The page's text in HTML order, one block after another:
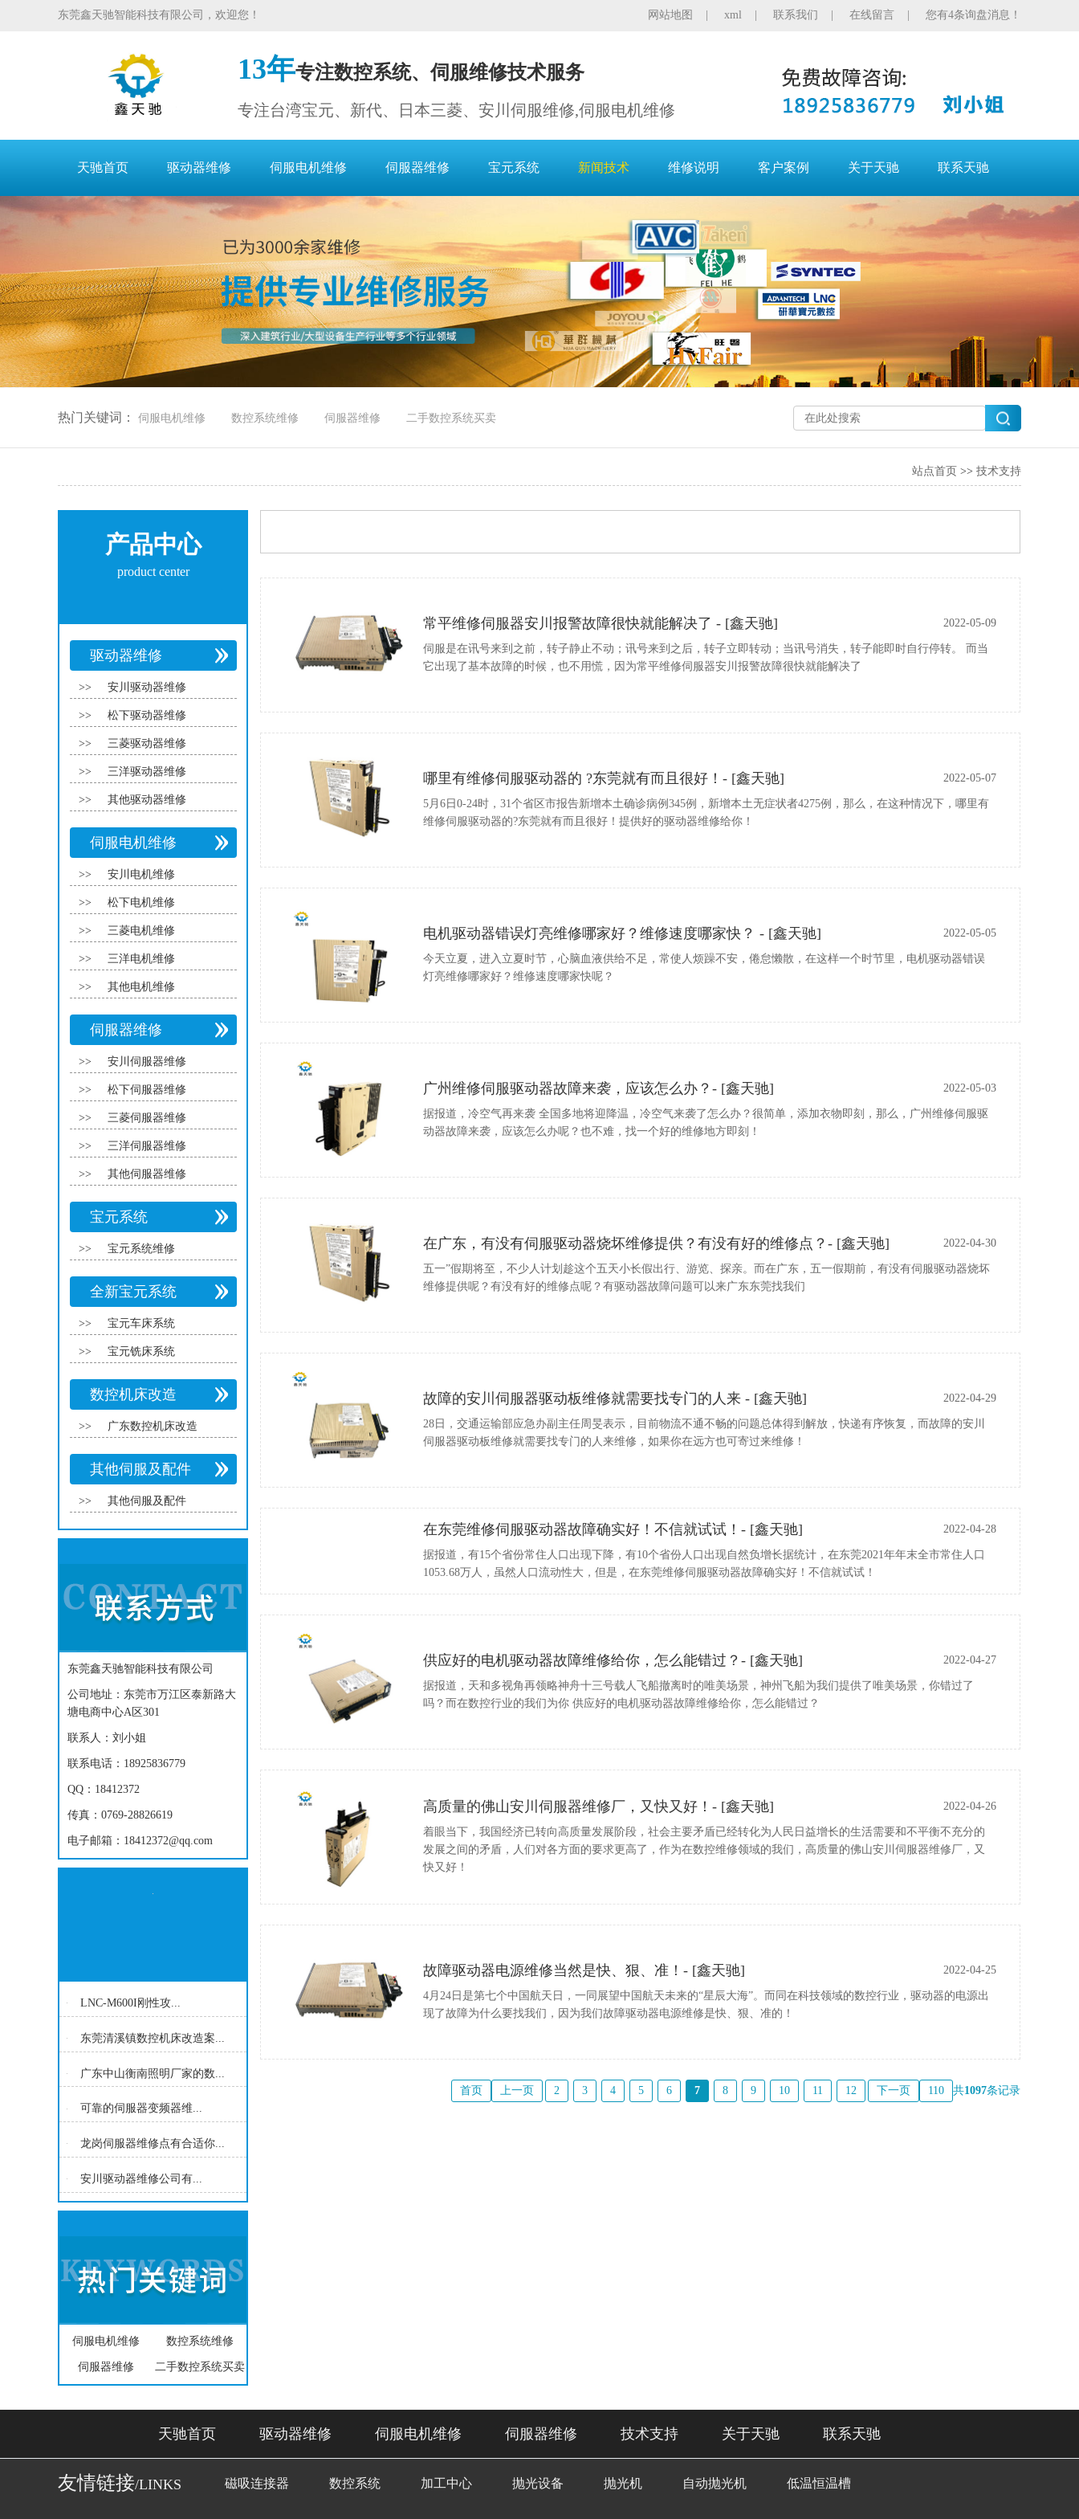
东莞鑫天驰智能科技有限公司，欢迎您！ 网站地图 xml 联系我们 在线留言 您有4条询盘消息！
13年专注数控系统、伺服维修技术服务
专注台湾宝元、新代、日本三菱、安川伺服维修,伺服电机维修
天驰首页 驱动器维修 伺服电机维修 伺服器维修 宝元系统 新闻技术 维修说明 客户案例 关于天驰 联系天驰
热门关键词： 伺服电机维修 数控系统维修 伺服器维修 二手数控系统买卖
站点首页 >> 技术支持
产品中心
product center
驱动器维修
>> 安川驱动器维修
>> 松下驱动器维修
>> 三菱驱动器维修
>> 三洋驱动器维修
>> 其他驱动器维修
伺服电机维修
>> 安川电机维修
>> 松下电机维修
>> 三菱电机维修
>> 三洋电机维修
>> 其他电机维修
伺服器维修
>> 安川伺服器维修
>> 松下伺服器维修
>> 三菱伺服器维修
>> 三洋伺服器维修
>> 其他伺服器维修
宝元系统
>> 宝元系统维修
全新宝元系统
>> 宝元车床系统
>> 宝元铣床系统
数控机床改造
>> 广东数控机床改造
其他伺服及配件
>> 其他伺服及配件
东莞鑫天驰智能科技有限公司
公司地址：东莞市万江区泰新路大
塘电商中心A区301
联系人：刘小姐
联系电话：18925836779
QQ：18412372
传真：0769-28826619
电子邮箱：18412372@qq.com
LNC-M600I刚性攻...
东莞清溪镇数控机床改造案...
广东中山衡南照明厂家的数...
可靠的伺服器变频器维...
龙岗伺服器维修点有合适你...
安川驱动器维修公司有...
伺服电机维修 数控系统维修
伺服器维修 二手数控系统买卖
常平维修伺服器安川报警故障很快就能解决了 - [鑫天驰] 2022-05-09
伺服是在讯号来到之前，转子静止不动；讯号来到之后，转子立即转动；当讯号消失，转子能即时自行停转。 而当
它出现了基本故障的时候，也不用慌，因为常平维修伺服器安川报警故障很快就能解决了
哪里有维修伺服驱动器的 ?东莞就有而且很好！- [鑫天驰] 2022-05-07
5月6日0-24时，31个省区市报告新增本土确诊病例345例，新增本土无症状者4275例，那么，在这种情况下，哪里有
维修伺服驱动器的?东莞就有而且很好！提供好的驱动器维修给你！
电机驱动器错误灯亮维修哪家好？维修速度哪家快？ - [鑫天驰] 2022-05-05
今天立夏，进入立夏时节，心脑血液供给不足，常使人烦躁不安，倦怠懒散，在这样一个时节里，电机驱动器错误
灯亮维修哪家好？维修速度哪家快呢？
广州维修伺服驱动器故障来袭，应该怎么办？- [鑫天驰] 2022-05-03
据报道，冷空气再来袭 全国多地将迎降温，冷空气来袭了怎么办？很简单，添加衣物即刻，那么，广州维修伺服驱
动器故障来袭，应该怎么办呢？也不难，找一个好的维修地方即刻！
在广东，有没有伺服驱动器烧坏维修提供？有没有好的维修点？- [鑫天驰] 2022-04-30
五一”假期将至，不少人计划趁这个五天小长假出行、游览、探亲。而在广东，五一假期前，有没有伺服驱动器烧坏
维修提供呢？有没有好的维修点呢？有驱动器故障问题可以来广东东莞找我们
故障的安川伺服器驱动板维修就需要找专门的人来 - [鑫天驰] 2022-04-29
28日，交通运输部应急办副主任周旻表示，目前物流不通不畅的问题总体得到解放，快递有序恢复，而故障的安川
伺服器驱动板维修就需要找专门的人来维修，如果你在远方也可寄过来维修！
在东莞维修伺服驱动器故障确实好！不信就试试！- [鑫天驰] 2022-04-28
据报道，有15个省份常住人口出现下降，有10个省份人口出现自然负增长据统计，在东莞2021年年末全市常住人口
1053.68万人，虽然人口流动性大，但是，在东莞维修伺服驱动器故障确实好！不信就试试！
供应好的电机驱动器故障维修给你，怎么能错过？- [鑫天驰] 2022-04-27
据报道，天和多视角再领略神舟十三号载人飞船撤离时的唯美场景，神州飞船为我们提供了唯美场景，你错过了
吗？而在数控行业的我们为你 供应好的电机驱动器故障维修给你，怎么能错过？
高质量的佛山安川伺服器维修厂，又快又好！- [鑫天驰] 2022-04-26
着眼当下，我国经济已转向高质量发展阶段，社会主要矛盾已经转化为人民日益增长的生活需要和不平衡不充分的
发展之间的矛盾，人们对各方面的要求更高了，作为在数控维修领域的我们，高质量的佛山安川伺服器维修厂，又
快又好！
故障驱动器电源维修当然是快、狠、准！- [鑫天驰] 2022-04-25
4月24日是第七个中国航天日，一同展望中国航天未来的“星辰大海”。而同在科技领域的数控行业，驱动器的电源出
现了故障为什么要找我们，因为我们故障驱动器电源维修是快、狠、准的！
首页 上一页 2 3 4 5 6 7 8 9 10 11 12 下一页 110 共1097条记录
天驰首页 驱动器维修 伺服电机维修 伺服器维修 技术支持 关于天驰 联系天驰
友情链接/LINKS 磁吸连接器 数控系统 加工中心 抛光设备 抛光机 自动抛光机 低温恒温槽